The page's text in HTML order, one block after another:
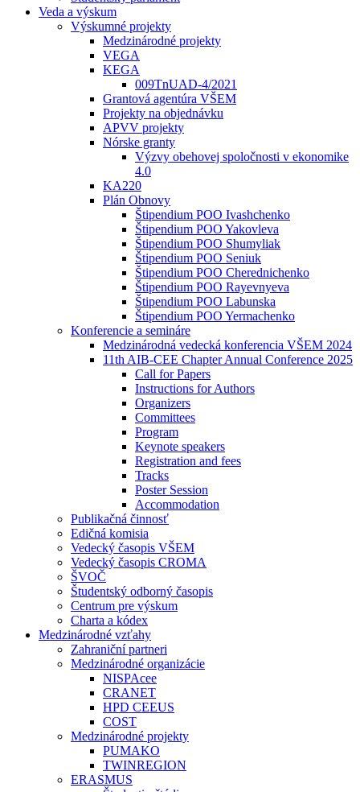
Veda a výskum
Výskumné projekty
Medzinárodné projekty
VEGA
KEGA
009TnUAD-4/2021
Grantová agentúra VŠEM
Projekty na objednávku
APVV projekty
Nórske granty
Výzvy obehovej spoločnosti v ekonomike
4.0
KA220
Plán Obnovy
Štipendium POO Ivashchenko
Štipendium POO Yakovleva
Štipendium POO Shumyliak
Štipendium POO Seniuk
Štipendium POO Cherednichenko
Štipendium POO Rayevnyeva
Štipendium POO Labunska
Štipendium POO Yermachenko
Konferencie a semináre
Medzinárodná vedecká konferencia VŠEM 2024
11th AIB-CEE Chapter Annual Conference 2025
Call for Papers
Instructions for Authors
Organizers
Committees
Program
Keynote speakers
Registration and fees
Tracks
Poster Session
Accommodation
Publikačná činnosť
Edičná komisia
Vedecký časopis VŠEM
Vedecký časopis CROMA
ŠVOČ
Študentský odborný časopis
Centrum pre výskum
Charta a kódex
Medzinárodné vzťahy
Zahraniční partneri
Medzinárodné organizácie
NISPAcee
CRANET
HPD CEEUS
COST
Medzinárodné projekty
PUMAKO
TWINREGION
ERASMUS